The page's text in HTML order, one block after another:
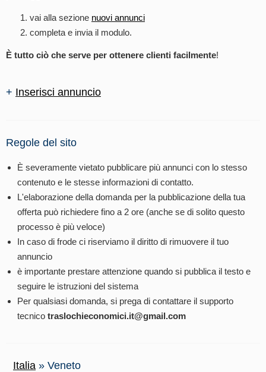
vai alla sezione nuovi annunci
completa e invia il modulo.
È tutto ciò che serve per ottenere clienti facilmente!
+ Inserisci annuncio
Regole del sito
È severamente vietato pubblicare più annunci con lo stesso
contenuto e le stesse informazioni di contatto.
L'elaborazione della domanda per la pubblicazione della tua
offerta può richiedere fino a 2 ore (anche se di solito questo
processo è più veloce)
In caso di frode ci riserviamo il diritto di rimuovere il tuo
annuncio
è importante prestare attenzione quando si pubblica il testo e
seguire le istruzioni del sistema
Per qualsiasi domanda, si prega di contattare il supporto
tecnico traslochieconomici.it@gmail.com
Italia » Veneto